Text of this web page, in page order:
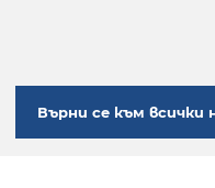
Върни се към всички